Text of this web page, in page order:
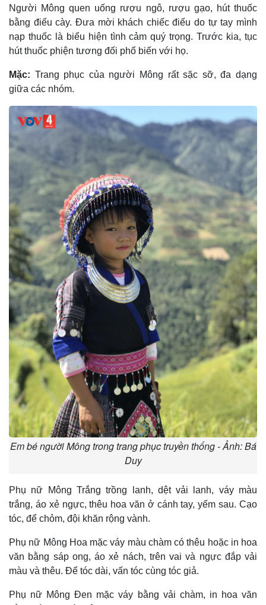
Người Mông quen uống rượu ngô, rượu gạo, hút thuốc
bằng điếu cày. Ðưa mời khách chiếc điếu do tự tay mình
nạp thuốc là biểu hiện tình cảm quý trọng. Trước kia, tục
hút thuốc phiện tương đối phổ biến với họ.
Mặc: Trang phục của người Mông rất sặc sỡ, đa dạng
giữa các nhóm.
Em bé người Mông trong trang phục truyền thống - Ảnh: Bá
Duy
Phụ nữ Mông Trắng trồng lanh, dệt vải lanh, váy màu
trắng, áo xẻ ngực, thêu hoa văn ở cánh tay, yếm sau. Cạo
tóc, để chỏm, đội khăn rộng vành.
Phụ nữ Mông Hoa mặc váy màu chàm có thêu hoặc in hoa
văn bằng sáp ong, áo xẻ nách, trên vai và ngực đắp vải
màu và thêu. Ðể tóc dài, vấn tóc cùng tóc giả.
Phụ nữ Mông Ðen mặc váy bằng vải chàm, in hoa văn